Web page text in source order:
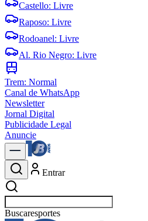
Castello: Livre
Raposo: Livre
Rodoanel: Livre
Al. Rio Negro: Livre
Trem: Normal
Canal de WhatsApp
Newsletter
Jornal Digital
Publicidade Legal
Anuncie
Entrar
Buscaresportes